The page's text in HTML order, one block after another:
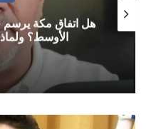
هل اتفاق مكة يرسم
الأوسط؟
المرتضى: